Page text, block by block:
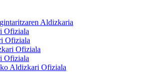
Aldizkaria
Ofiziala
Ofiziala
Ofiziala
Ofiziala
Aldizkari Ofiziala